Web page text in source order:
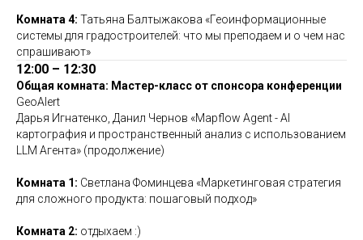
Комната 4: Татьяна Балтыжакова «Геоинформационные
системы для градостроителей: что мы преподаем и о чем нас
спрашивают»
12:00 – 12:30
Общая комната: Мастер-класс от спонсора конференции
GeoAlert
Дарья Игнатенко, Данил Чернов «Mapflow Agent - AI
картография и пространственный анализ с использованием
LLM Агента» (продолжение)
Комната 1: Светлана Фоминцева «Маркетинговая стратегия
для сложного продукта: пошаговый подход»
Комната 2: отдыхаем :)